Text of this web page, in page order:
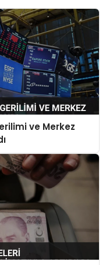
ve Merkez